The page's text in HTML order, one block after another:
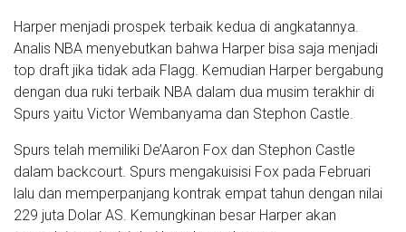
Harper menjadi prospek terbaik kedua di angkatannya.
Analis NBA menyebutkan bahwa Harper bisa saja menjadi
top draft jika tidak ada Flagg. Kemudian Harper bergabung
dengan dua ruki terbaik NBA dalam dua musim terakhir di
Spurs yaitu Victor Wembanyama dan Stephon Castle.
Spurs telah memiliki De’Aaron Fox dan Stephon Castle
dalam backcourt. Spurs mengakuisisi Fox pada Februari
lalu dan memperpanjang kontrak empat tahun dengan nilai
229 juta Dolar AS. Kemungkinan besar Harper akan